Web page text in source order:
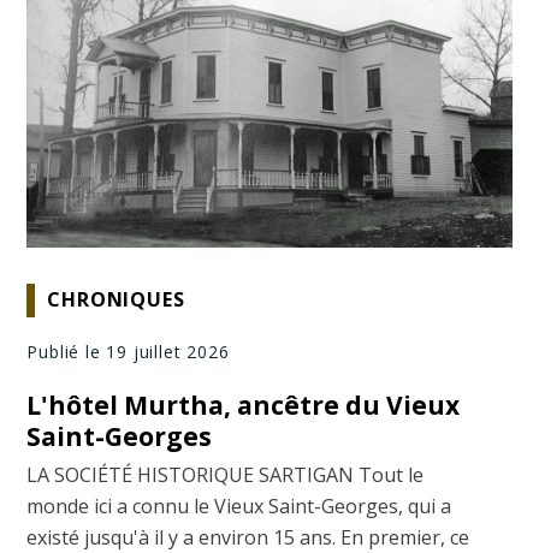
CHRONIQUES
Publié le 19 juillet 2026
L'hôtel Murtha, ancêtre du Vieux
Saint-Georges
LA SOCIÉTÉ HISTORIQUE SARTIGAN Tout le
monde ici a connu le Vieux Saint-Georges, qui a
existé jusqu'à il y a environ 15 ans. En premier, ce